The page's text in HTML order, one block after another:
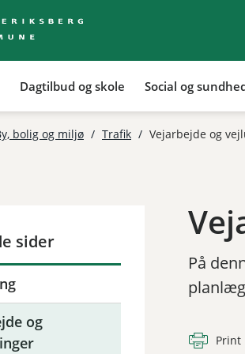
Dagtilbud og skole Social og
bolig og miljø / Tilbage til
Trafik / Vejarbejde og
sider
og
På
Print